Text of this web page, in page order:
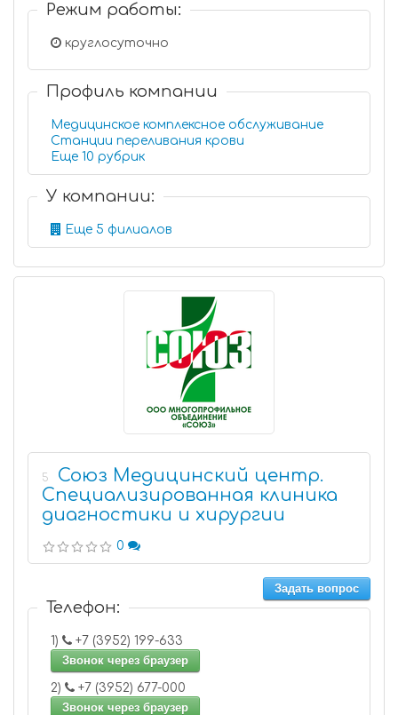
Режим работы:
круглосуточно
Профиль компании
Медицинское комплексное обслуживание
Станции переливания крови
Еще 10 рубрик
У компании:
Еще 5 филиалов
5
Союз Медицинский центр.
Специализированная клиника
диагностики и хирургии
0
Задать вопрос
Телефон:
1)
+7 (3952) 199-633
Звонок через браузер
2)
+7 (3952) 677-000
Звонок через браузер